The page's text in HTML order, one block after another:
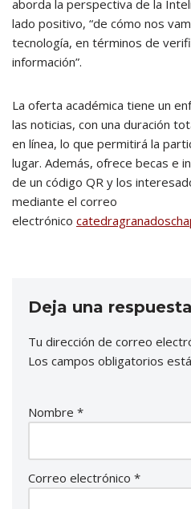
aborda la perspectiva de la
lado positivo, “de cómo nos
tecnología, en términos de
información”.
La oferta académica tiene un
las noticias, con una duración
en línea, lo que permitirá la
lugar. Además, ofrece becas e
de un código QR y los
mediante el correo
electrónico
Deja una respuesta
Tu dirección de correo
Los campos obligatorios
Nombre *
Correo electrónico *